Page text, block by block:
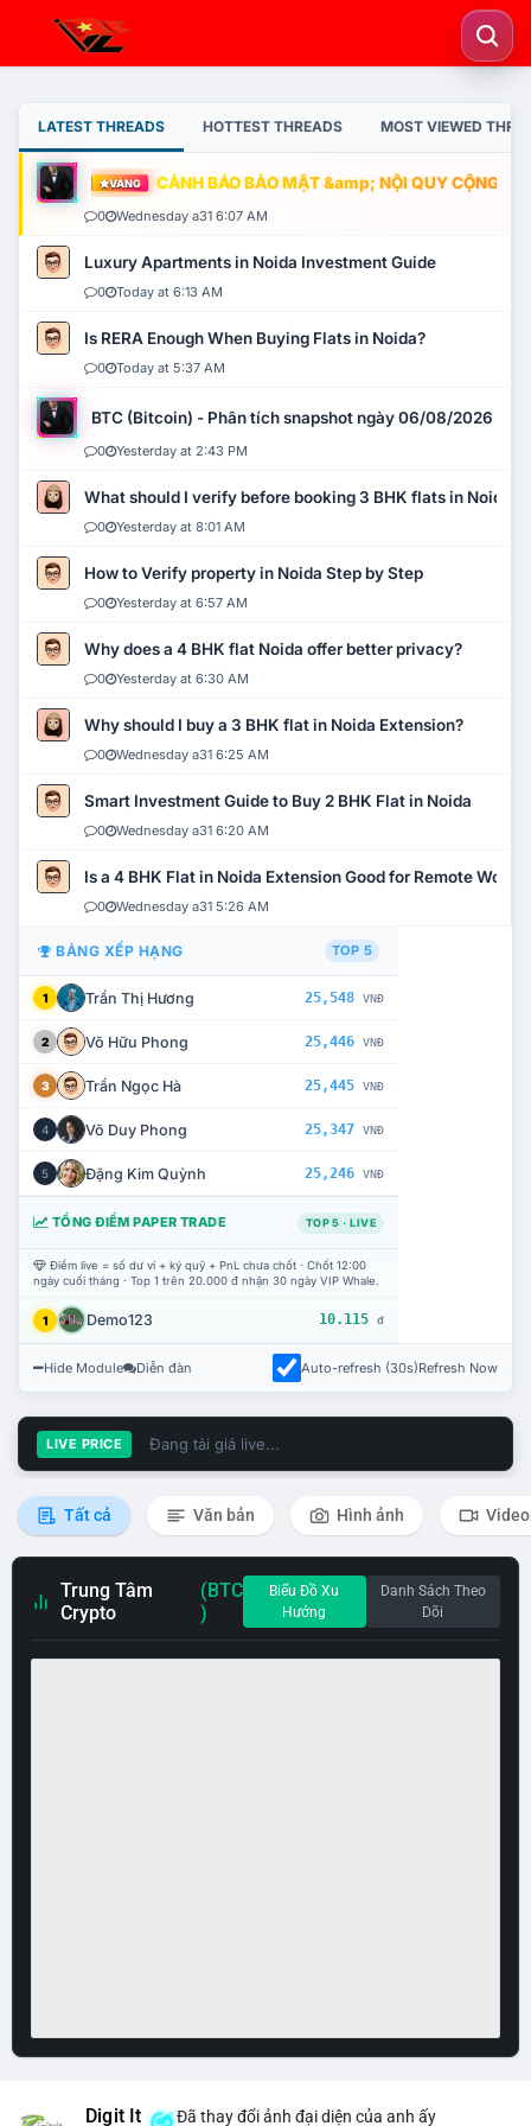
LATEST THREADS HOTTEST THREADS MOST VIEWED
VÀNG CẢNH BÁO BẢO MẬT &amp; NỘI QUY CỘNG
0 Wednesday a31 6:07 AM
Luxury Apartments in Noida Investment Guide
0 Today at 6:13 AM
Is RERA Enough When Buying Flats in Noida?
0 Today at 5:37 AM
BTC (Bitcoin) - Phân tích snapshot ngày 06/08/2026
0 Yesterday at 2:43 PM
What should I verify before booking 3 BHK flats in Noida?
0 Yesterday at 8:01 AM
How to Verify property in Noida Step by Step
0 Yesterday at 6:57 AM
Why does a 4 BHK flat Noida offer better privacy?
0 Yesterday at 6:30 AM
Why should I buy a 3 BHK flat in Noida Extension?
0 Wednesday a31 6:25 AM
Smart Investment Guide to Buy 2 BHK Flat in Noida
0 Wednesday a31 6:20 AM
Is a 4 BHK Flat in Noida Extension Good for Remote Work?
0 Wednesday a31 5:26 AM
BẢNG XẾP HẠNG TOP 5
1 Trần Thị Hương 25,548 VNĐ
2 Võ Hữu Phong 25,446 VNĐ
3 Trần Ngọc Hà 25,445 VNĐ
4 Võ Duy Phong 25,347 VNĐ
5 Đặng Kim Quỳnh 25,246 VNĐ
TỔNG ĐIỂM PAPER TRADE TOP 5 · LIVE
Điểm live = số dư ví + ký quỹ + PnL chưa chốt · Chốt 12:00
ngày cuối tháng · Top 1 trên 20.000 đ nhận 30 ngày VIP Whale.
1 Demo123 10.115 đ
Hide Module Diễn đàn Auto-refresh (30s)Refresh Now
LIVE PRICE Đang tải giá live...
Tất cả Văn bản Hình ảnh Video
Trung Tâm
Crypto
(BTC
)
Biểu Đồ Xu
Hướng
Danh Sách Theo
Dõi
Digit It Đã thay đổi ảnh đại diện của anh ấy